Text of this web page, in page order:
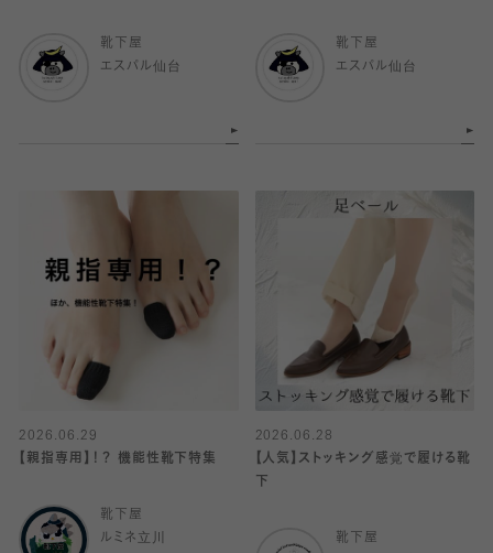
靴下屋
エスパル仙台
靴下屋
エスパル仙台
2026.06.29
【親指専用】！？ 機能性靴下特集
靴下屋
ルミネ立川
2026.06.28
【人気】ストッキング感覚で履ける靴
下
靴下屋